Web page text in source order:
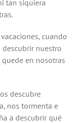
tan siquiera
cuando
nuestro
en nosotras
descubre
nos tormenta e
a descubrir qué